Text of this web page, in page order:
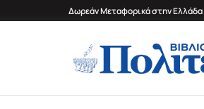
Δωρεάν Μεταφορικά στην Ελλάδα